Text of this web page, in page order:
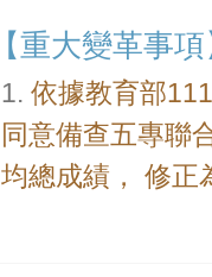
【重大變革事
1. 依據教育部
同意備查五專聯
均總成績， 修正